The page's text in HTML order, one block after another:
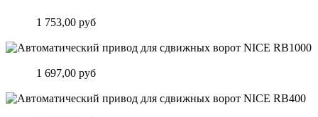
1 753,00 руб
1 697,00 руб